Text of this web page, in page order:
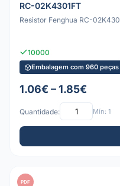
RC-02K4301FT
Resistor Fenghua RC-
10000
Embalagem com 960 peças
1.06€ – 1.85€
Quantidade: Mín: 1
PDF